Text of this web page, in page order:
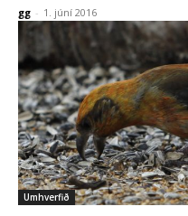
gg - 1. júní 2016
Umhverfið